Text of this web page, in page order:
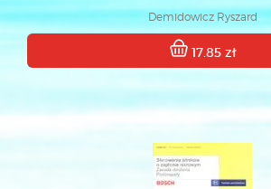
Demidowicz Ryszard
17.85 zł